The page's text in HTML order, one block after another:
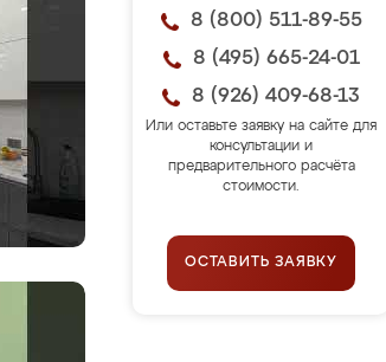
8 (800) 511-89-55
8 (495) 665-24-01
8 (926) 409-68-13
Или оставьте заявку на сайте для
консультации и
предварительного расчёта
стоимости.
ОСТАВИТЬ ЗАЯВКУ